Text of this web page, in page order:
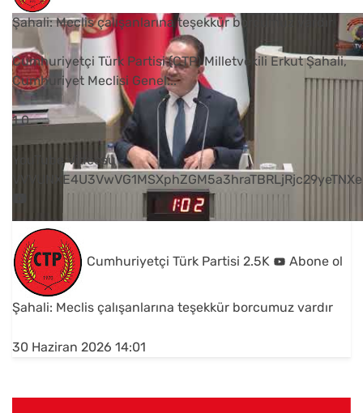
Şahali: Meclis çalışanlarına teşekkür borcumuz vardır
Cumhuriyetçi Türk Partisi (CTP) Milletvekili Erkut Şahali,
Cumhuriyet Meclisi Genel...
1 0
YouTube Videosu
Cumhuriyetçi Türk Partisi 2.5K Abone ol
Şahali: Meclis çalışanlarına teşekkür borcumuz vardır
30 Haziran 2026 14:01